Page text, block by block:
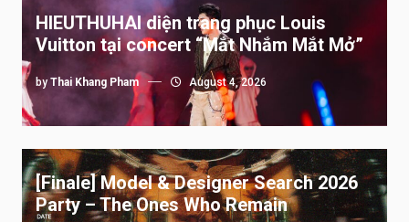
HIEUTHUHAI diện trang phục Louis
Vuitton tại concert “Mắt Nhắm Mắt Mở”
by Thai Khang Pham August 4, 2026
[Finale] Model & Designer Search 2026
Party – The Ones Who Remain